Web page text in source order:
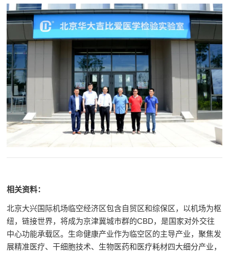
相关资料：
北京大兴国际机场临空经济区包含自贸区和综保区，以机场为枢
纽，链接世界，将成为京津冀城市群的CBD，是国家对外交往
中心功能承载区。生命健康产业作为临空区的主导产业，聚焦发
展精准医疗、干细胞技术、生物医药和医疗耗材四大细分产业，